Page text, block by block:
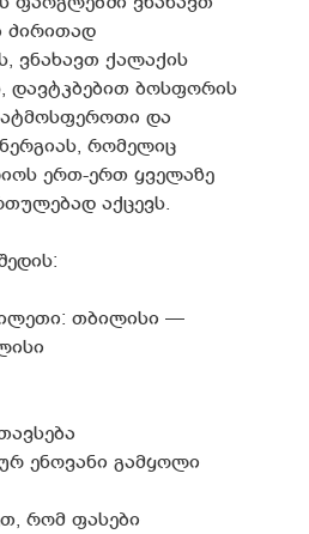
ძირითად
ვნახავთ ქალაქის
დავტკბებით ბოსფორის
და
რომელიც
ერთ-ერთ ყველაზე
აქცევს.
თბილისი —
ენოვანი გამყოლი
რომ ფასები